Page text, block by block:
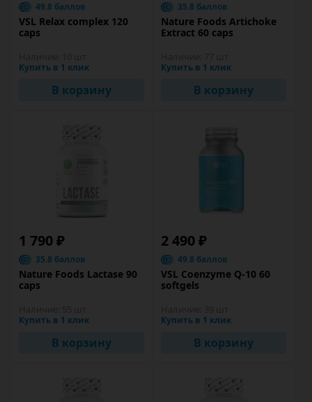
49.8 баллов
VSL Relax complex 120
caps
Купить в 1 клик
В корзину
35.8 баллов
Nature Foods Artichoke
Extract 60 caps
Купить в 1 клик
В корзину
1 790 ₽
35.8 баллов
Nature Foods Lactase 90
caps
Купить в 1 клик
В корзину
2 490 ₽
49.8 баллов
VSL Coenzyme Q-10 60
softgels
Купить в 1 клик
В корзину